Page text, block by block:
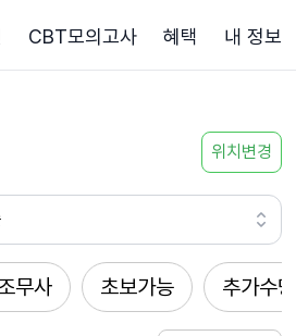
CBT모의고사 혜택 내 정보
위치변경
무사 초보가능 추가수당